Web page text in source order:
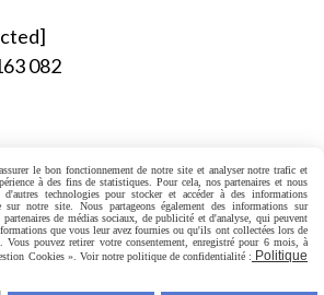
082
reproduction ou représentation des
en tout ou en partie,sans autorisation
SARL-S, est strictement interdite.
de vente
le bon fonctionnement de notre site et analyser notre trafic et
à des fins de statistiques. Pour cela, nos partenaires et nous
technologies pour stocker et accéder à des informations
sur notre site. Nous partageons également des informations sur
de médias sociaux, de publicité et d'analyse, qui peuvent
que vous leur avez fournies ou qu'ils ont collectées lors de
pouvez retirer votre consentement, enregistré pour 6 mois, à
Cookies ». Voir notre politique de confidentialité : Politique